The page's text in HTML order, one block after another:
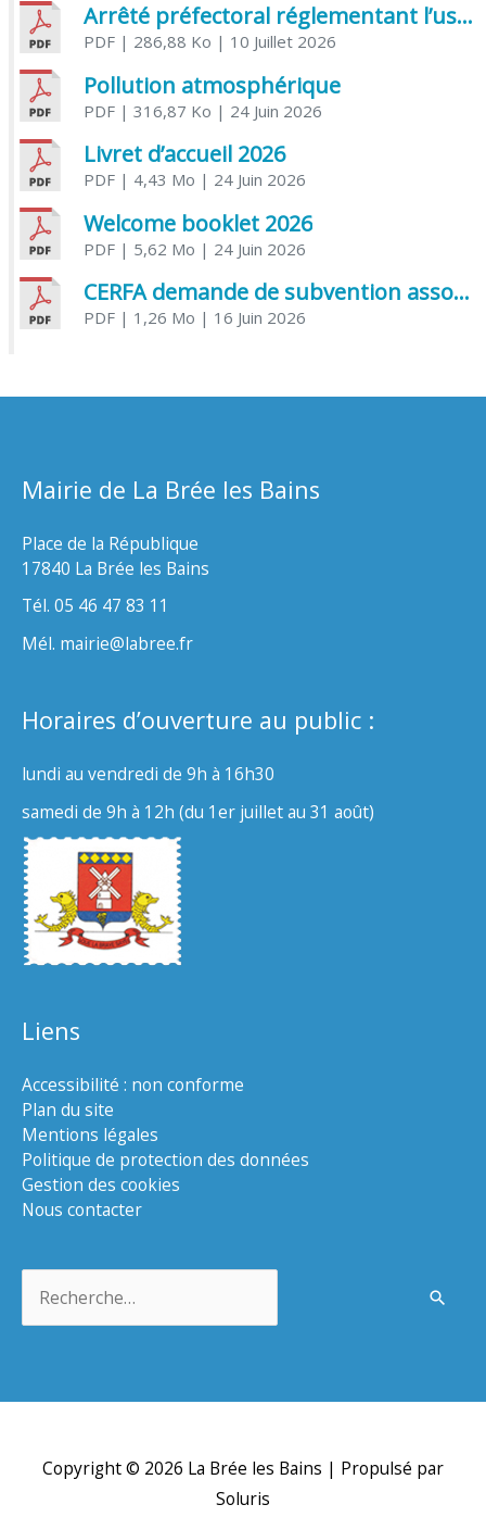
Arrêté préfectoral réglementant l’usage de l’eau
PDF| 286,88 Ko | 10 Juillet 2026
Pollution atmosphérique
PDF| 316,87 Ko | 24 Juin 2026
Livret d’accueil 2026
PDF| 4,43 Mo | 24 Juin 2026
Welcome booklet 2026
PDF| 5,62 Mo | 24 Juin 2026
CERFA demande de subvention association
PDF| 1,26 Mo | 16 Juin 2026
Mairie de La Brée les Bains
Place de la République
17840 La Brée les Bains
Tél. 05 46 47 83 11
Mél. mairie@labree.fr
Horaires d’ouverture au public :
lundi au vendredi de 9h à 16h30
samedi de 9h à 12h (du 1er juillet au 31 août)
Liens
Accessibilité : non conforme
Plan du site
Mentions légales
Politique de protection des données
Gestion des cookies
Nous contacter
Copyright © 2026 La Brée les Bains | Propulsé par
Soluris